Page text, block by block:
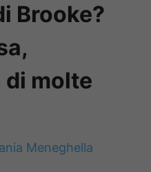
Brooke?
molte
Meneghella